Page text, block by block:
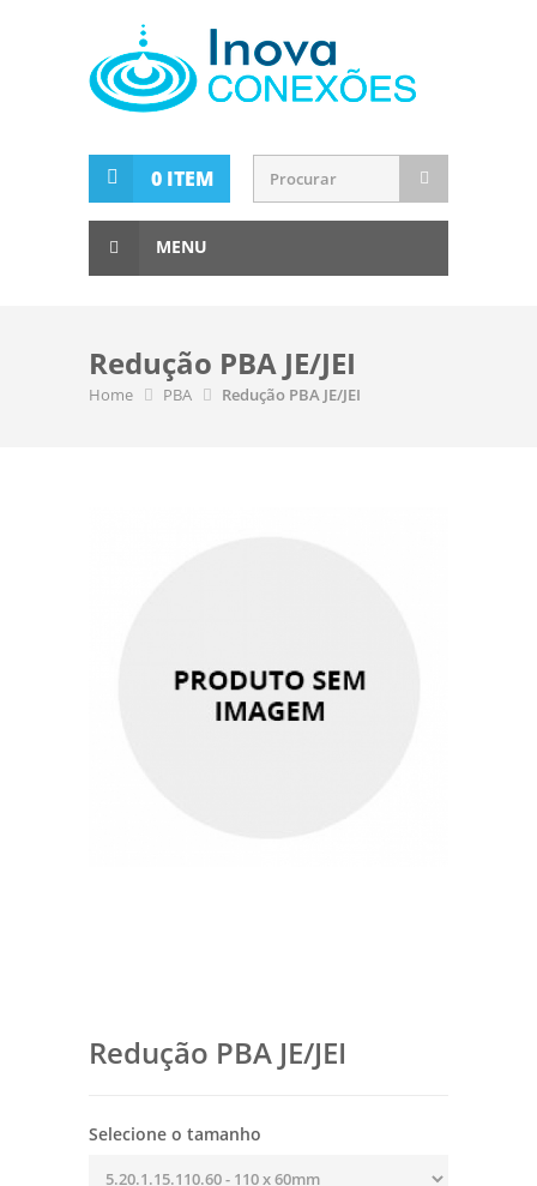
0 ITEM
MENU
Redução PBA JE/JEI
Home PBA Redução PBA JE/JEI
Redução PBA JE/JEI
Selecione o tamanho